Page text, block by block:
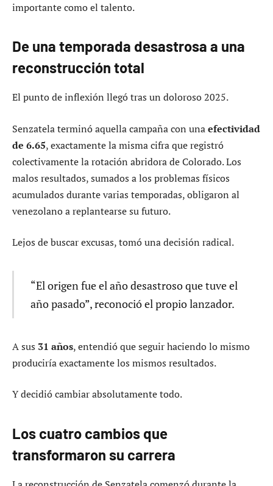
importante como el talento.
De una temporada desastrosa a una
reconstrucción total
El punto de inflexión llegó tras un doloroso 2025.
Senzatela terminó aquella campaña con unaefectividad
de 6.65, exactamente la misma cifra que registró
colectivamente la rotación abridora de Colorado. Los
malos resultados, sumados a los problemas físicos
acumulados durante varias temporadas, obligaron al
venezolano a replantearse su futuro.
Lejos de buscar excusas, tomó una decisión radical.
“El origen fue el año desastroso que tuve el
año pasado”, reconoció el propio lanzador.
A sus 31 años, entendió que seguir haciendo lo mismo
produciría exactamente los mismos resultados.
Y decidió cambiar absolutamente todo.
Los cuatro cambios que
transformaron su carrera